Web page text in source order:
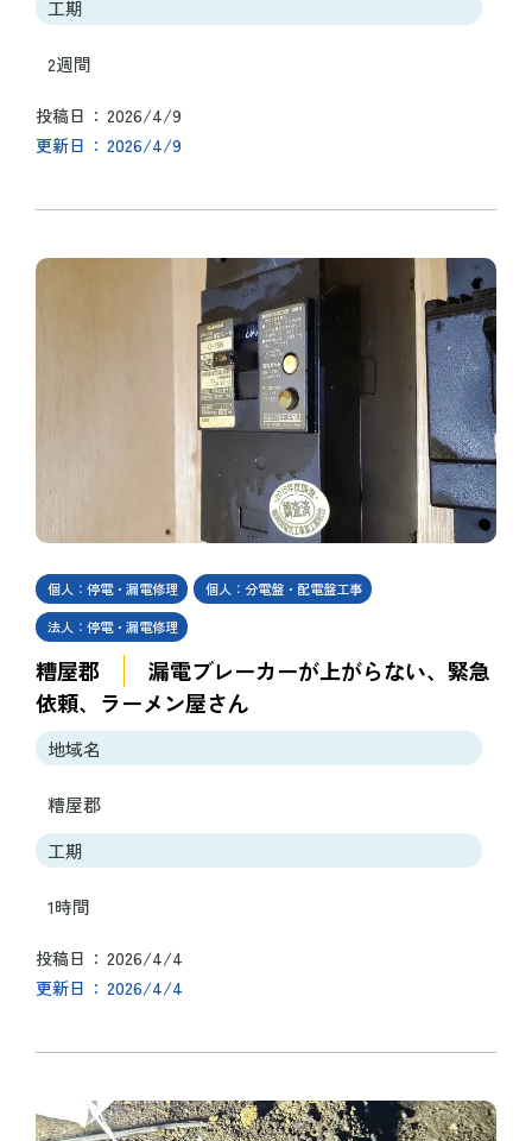
工期
2週間
投稿日 2026/4/9
更新日 2026/4/9
個人：停電・漏電修理
個人：分電盤・配電盤工事
法人：停電・漏電修理
糟屋郡
漏電ブレーカーが上がらない、緊急
依頼、ラーメン屋さん
地域名
糟屋郡
工期
1時間
投稿日 2026/4/4
更新日 2026/4/4